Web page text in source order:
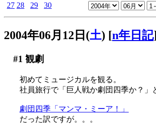
27 28 29 30
2004年06月12日(土) [n年日記
#1 観劇
初めてミュージカルを観る。
社員旅行で「巨人戦か劇団四季か？」
劇団四季「マンマ・ミーア！」
だった訳ですが。。。